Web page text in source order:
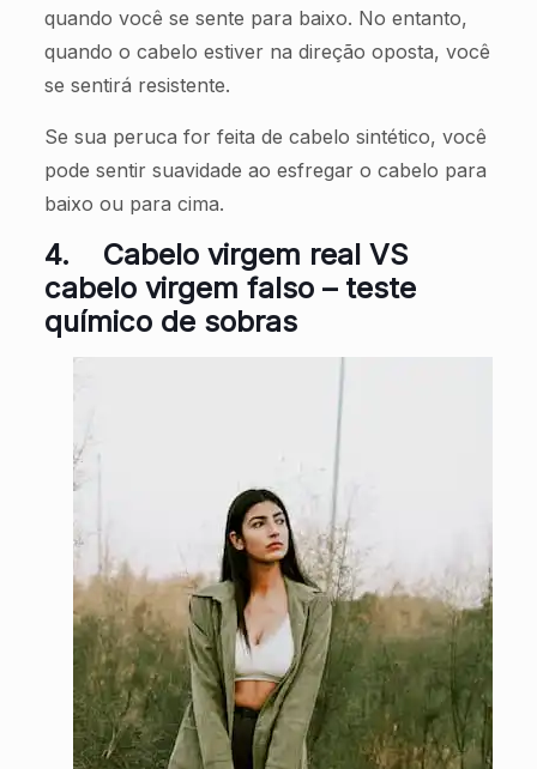
quando você se sente para baixo. No entanto,
quando o cabelo estiver na direção oposta, você
se sentirá resistente.
Se sua peruca for feita de cabelo sintético, você
pode sentir suavidade ao esfregar o cabelo para
baixo ou para cima.
4. Cabelo virgem real VS
cabelo virgem falso – teste
químico de sobras